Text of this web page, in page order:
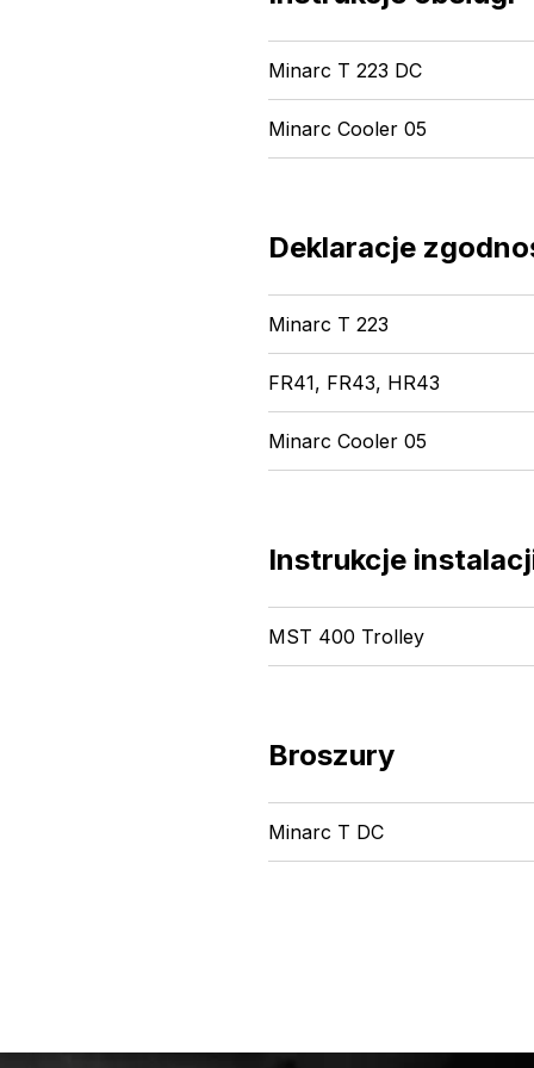
Minarc T 223 DC
Minarc Cooler 05
Deklaracje
Minarc T 223
FR41, FR43, HR43
Minarc Cooler 05
Instrukcje
MST 400 Trolley
Broszury
Minarc T DC